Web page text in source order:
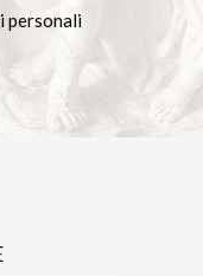
personali